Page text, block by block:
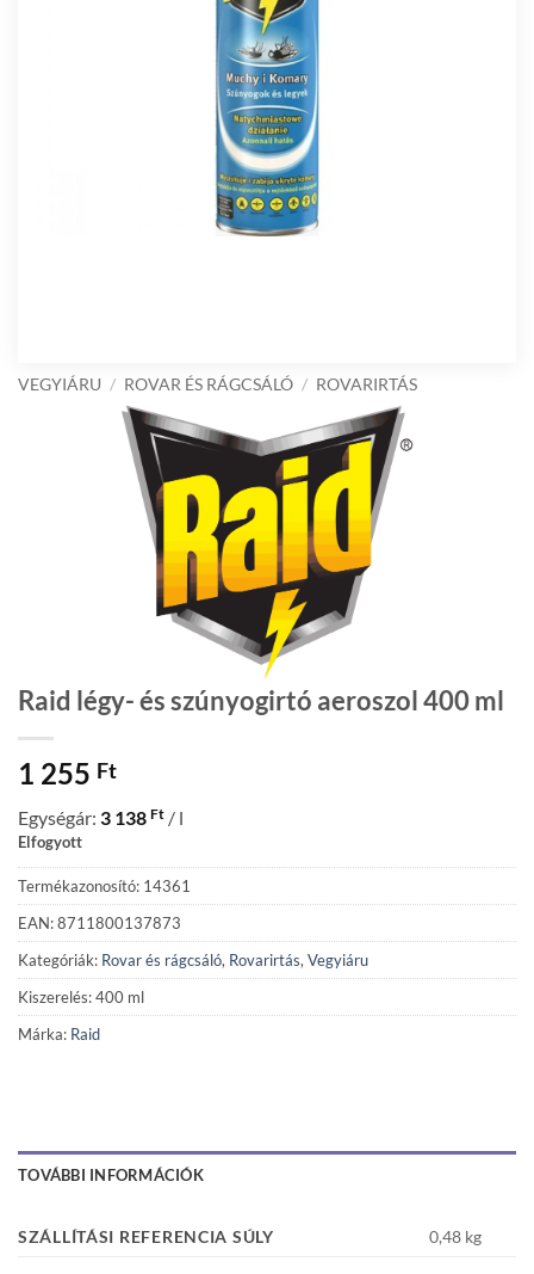
VEGYIÁRU / ROVAR ÉS RÁGCSÁLÓ / ROVARIRTÁS
Raid légy- és szúnyogirtó aeroszol 400 ml
1 255 Ft
Egységár: 3 138 Ft / l
Elfogyott
Termékazonosító: 14361
EAN: 8711800137873
Kategóriák: Rovar és rágcsáló, Rovarirtás, Vegyiáru
Kiszerelés: 400 ml
Márka: Raid
TOVÁBBI INFORMÁCIÓK
SZÁLLÍTÁSI REFERENCIA SÚLY 0,48 kg